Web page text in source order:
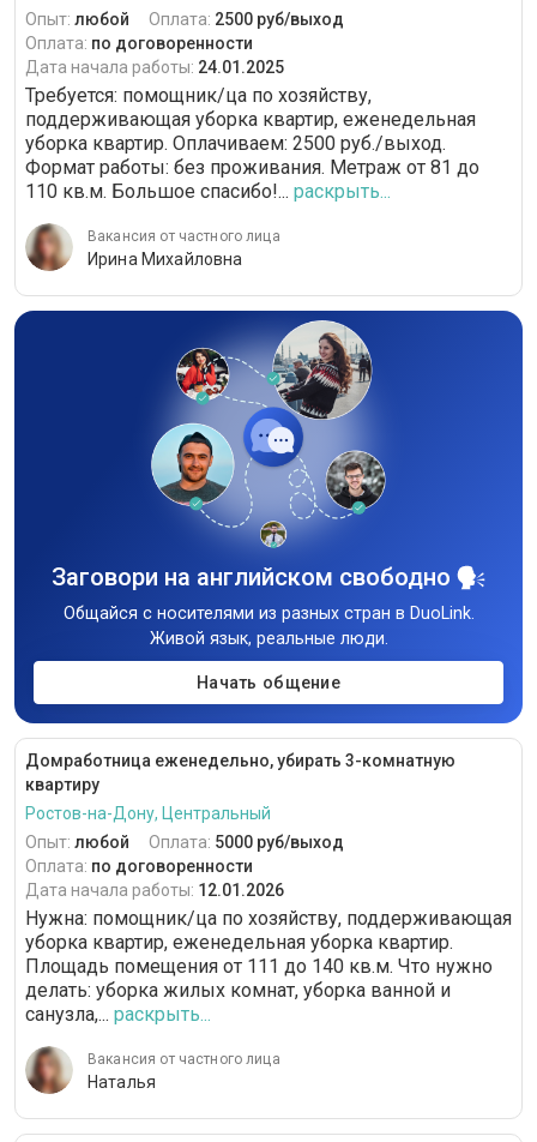
Опыт: любой Оплата: 2500 руб/выход
Оплата: по договоренности
Дата начала работы: 24.01.2025
Требуется: помощник/ца по хозяйству,
поддерживающая уборка квартир, еженедельная
уборка квартир. Оплачиваем: 2500 руб./выход.
Формат работы: без проживания. Метраж от 81 до
110 кв.м. Большое спасибо!... раскрыть...
Вакансия от частного лица
Ирина Михайловна
Заговори на английском свободно
Общайся с носителями из разных стран в DuoLink.
Живой язык, реальные люди.
Начать общение
Домработница еженедельно, убирать 3-комнатную
квартиру
Ростов-на-Дону, Центральный
Опыт: любой Оплата: 5000 руб/выход
Оплата: по договоренности
Дата начала работы: 12.01.2026
Нужна: помощник/ца по хозяйству, поддерживающая
уборка квартир, еженедельная уборка квартир.
Площадь помещения от 111 до 140 кв.м. Что нужно
делать: уборка жилых комнат, уборка ванной и
санузла,... раскрыть...
Вакансия от частного лица
Наталья